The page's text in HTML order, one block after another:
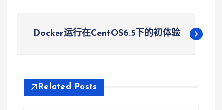
文
航
Docker运行在CentOS6.5下的初体验
Related Posts